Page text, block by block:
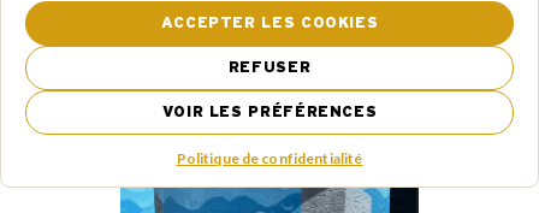
ACCEPTER LES COOKIES
REFUSER
VOIR LES PRÉFÉRENCES
Politique de confidentialité